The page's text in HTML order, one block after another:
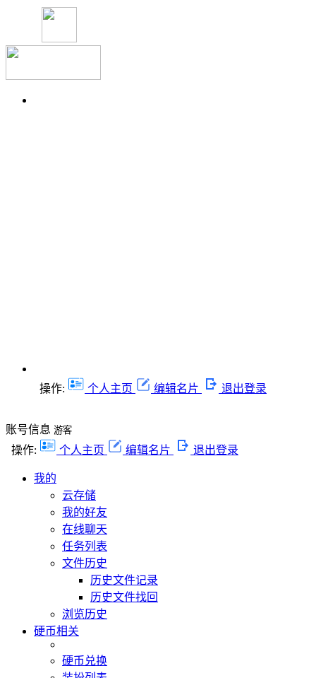
操作: 个人主页 编辑名片 退出登录
账号信息 游客
操作: 个人主页 编辑名片 退出登录
我的
云存储
我的好友
在线聊天
任务列表
文件历史
历史文件记录
历史文件找回
浏览历史
硬币相关
硬币兑换